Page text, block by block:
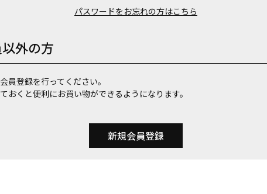
パスワードをお忘れの方はこちら
外の方
員登録を行ってください。
おくと便利にお買い物ができるようになります。